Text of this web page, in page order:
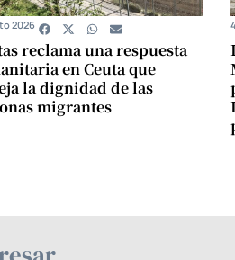
reclama una respuesta
en Ceuta que
la dignidad de las
migrantes
2026